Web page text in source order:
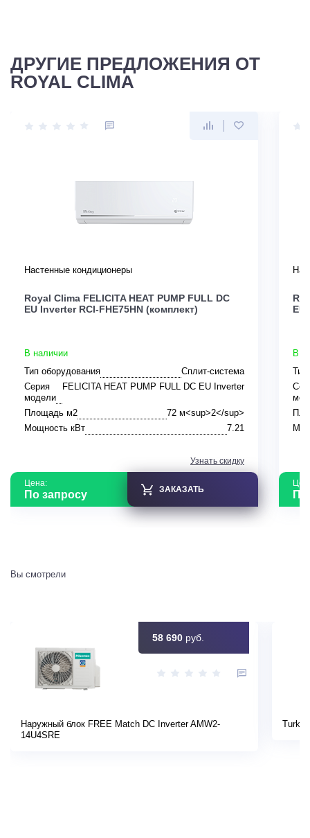
ДРУГИЕ ПРЕДЛОЖЕНИЯ ОТ
ROYAL CLIMA
Настенные кондиционеры
Royal Clima FELICITA HEAT PUMP FULL DC
EU Inverter RCI-FHE75HN (комплект)
В наличии
Тип оборудования
Сплит-система
Серия
модели
FELICITA HEAT PUMP FULL DC EU Inverter
Площадь м2
72 м<sup>2</sup>
Мощность кВт
7.21
Узнать скидку
Цена:
По запросу ЗАКАЗАТЬ
EU
В
Тип
По
Вы смотрели
58 690 руб.
Наружный блок FREE Match DC Inverter AMW2-
14U4SRE